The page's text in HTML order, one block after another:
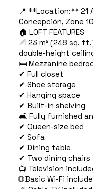
📍 **Location:** 21
Concepción, Zone
🏠 LOFT FEATURES
📐 23 m² (248 sq.
double-height
🛏️ Mezzanine
✔ Full closet
✔ Shoe storage
✔ Hanging space
✔ Built-in shelving
🛋️ Fully furnished
✔ Queen-size bed
✔ Sofa
✔ Dining table
✔ Two dining chairs
📺 Television
🌐 Basic Wi-Fi